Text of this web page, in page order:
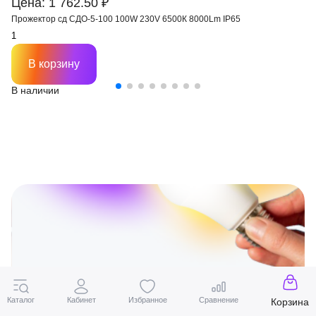
Цена: 1 762.50 ₽
Прожектор сд СДО-5-100 100W 230V 6500К 8000Lm IP65
В наличии
В корзину
Есть вопросы?
Каталог Кабинет Избранное Сравнение Корзина